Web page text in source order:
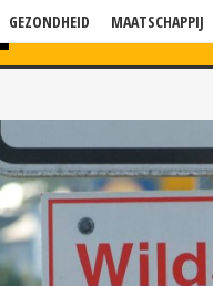
GEZONDHEID MAATSCHAPPIJ
HOME NIEUWS